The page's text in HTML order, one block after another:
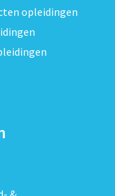
opleidingen